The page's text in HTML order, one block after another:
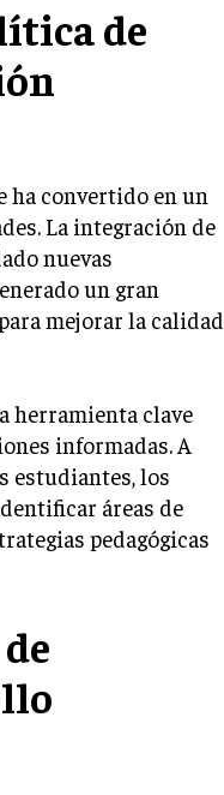
de
ha convertido en un
La integración de
nuevas
un gran
mejorar la calidad
herramienta clave
informadas. A
estudiantes, los
áreas de
pedagógicas